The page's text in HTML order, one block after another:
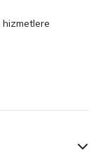
hizmetlere